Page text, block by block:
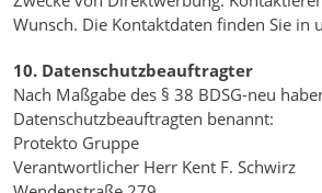
Wunsch. Die Kontaktdaten finden Sie in
10. Datenschutzbeauftragter
Nach Maßgabe des § 38 BDSG-neu
Datenschutzbeauftragten benannt:
Protekto Gruppe
Verantwortlicher Herr Kent F. Schwirz